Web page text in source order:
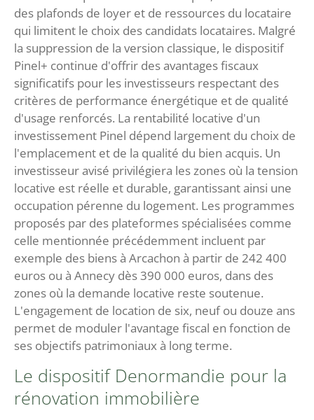
des plafonds de loyer et de ressources du locataire
qui limitent le choix des candidats locataires. Malgré
la suppression de la version classique, le dispositif
Pinel+ continue d'offrir des avantages fiscaux
significatifs pour les investisseurs respectant des
critères de performance énergétique et de qualité
d'usage renforcés. La rentabilité locative d'un
investissement Pinel dépend largement du choix de
l'emplacement et de la qualité du bien acquis. Un
investisseur avisé privilégiera les zones où la tension
locative est réelle et durable, garantissant ainsi une
occupation pérenne du logement. Les programmes
proposés par des plateformes spécialisées comme
celle mentionnée précédemment incluent par
exemple des biens à Arcachon à partir de 242 400
euros ou à Annecy dès 390 000 euros, dans des
zones où la demande locative reste soutenue.
L'engagement de location de six, neuf ou douze ans
permet de moduler l'avantage fiscal en fonction de
ses objectifs patrimoniaux à long terme.
Le dispositif Denormandie pour la
rénovation immobilière